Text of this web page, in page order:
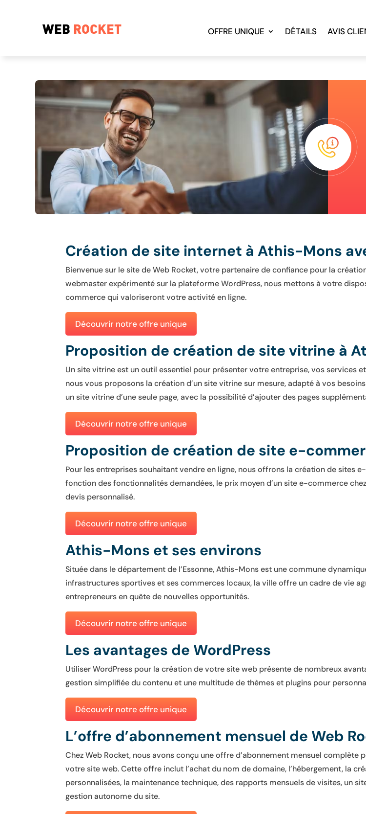
WEB ROCKET OFFRE UNIQUE DÉTAILS AVIS
Création de site internet à Athis-Mons
Bienvenue sur le site de Web Rocket, votre partenaire de confiance pour la
webmaster expérimenté sur la plateforme WordPress, nous mettons à votre
commerce qui valoriseront votre activité en ligne.
Découvrir notre offre unique
Proposition de création de site vitrine à
Un site vitrine est un outil essentiel pour présenter votre entreprise, vos services
nous vous proposons la création d’un site vitrine sur mesure, adapté à vos
un site vitrine d’une seule page, avec la possibilité d’ajouter des pages
Découvrir notre offre unique
Proposition de création de site e-
Pour les entreprises souhaitant vendre en ligne, nous offrons la création de sites
fonction des fonctionnalités demandées, le prix moyen d’un site e-commerce
devis personnalisé.
Découvrir notre offre unique
Athis-Mons et ses environs
Située dans le département de l’Essonne, Athis-Mons est une commune
infrastructures sportives et ses commerces locaux, la ville offre un cadre de vie
entrepreneurs en quête de nouvelles opportunités.
Découvrir notre offre unique
Les avantages de WordPress
Utiliser WordPress pour la création de votre site web présente de nombreux
gestion simplifiée du contenu et une multitude de thèmes et plugins pour
Découvrir notre offre unique
L’offre d’abonnement mensuel de Web
Chez Web Rocket, nous avons conçu une offre d’abonnement mensuel
votre site web. Cette offre inclut l’achat du nom de domaine, l’hébergement, la
personnalisées, la maintenance technique, des rapports mensuels de visites, un
gestion autonome du site.